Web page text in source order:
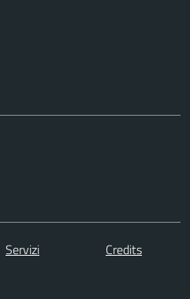
Servizi
Credits